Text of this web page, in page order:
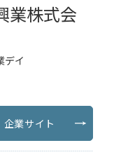
業株式会
デイ
企業サイト